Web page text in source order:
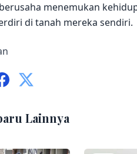
menemukan
di tanah mereka sendiri.
Lainnya